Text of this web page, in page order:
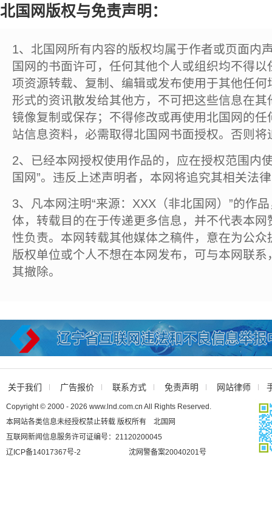
北国网版权与免责声明：
1、北国网所有内容的版权均属于作者或页面内
国网的书面许可，任何其他个人或组织均不得
项资源转载、复制、编辑或发布使用于其他任
形式的资讯散发给其他方，不可把这些信息在
镜像复制或保存；不得修改或再使用北国网的
站信息资料，必需取得北国网书面授权。否则将
2、已经本网授权使用作品的，应在授权范围内
国网”。违反上述声明者，本网将追究其相关法
3、凡本网注明“来源：XXX（非北国网）”的作
体，转载目的在于传递更多信息，并不代表本
性负责。本网转载其他媒体之稿件，意在为公
版权单位或个人不想在本网发布，可与本网联
其撤除。
关于我们 广告报价 联系方式 免责声明 网站律师
Copyright © 2000 - 2026 www.lnd.com.cn All Rights Reserved.
本网站各类信息未经授权禁止转载 版权所有 北国网
互联网新闻信息服务许可证编号：21120200045
辽ICP备14017367号-2
沈网警备案20040201号